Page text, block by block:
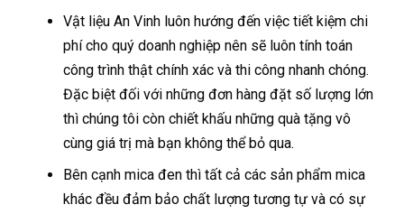
Vật liệu An Vinh luôn hướng đến việc tiết kiệm chi
phí cho quý doanh nghiệp nên sẽ luôn tính toán
công trình thật chính xác và thi công nhanh chóng.
Đặc biệt đối với những đơn hàng đặt số lượng lớn
thì chúng tôi còn chiết khấu những quà tặng vô
cùng giá trị mà bạn không thể bỏ qua.
Bên cạnh mica đen thì tất cả các sản phẩm mica
khác đều đảm bảo chất lượng tương tự và có sự